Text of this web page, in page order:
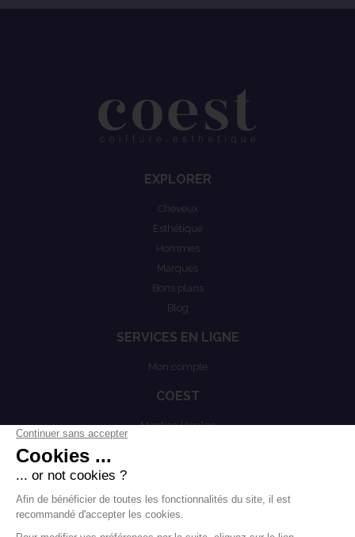
EXPLORER
Cheveux
Esthétique
Hommes
Marques
Bons plans
Blog
SERVICES EN LIGNE
Mon compte
COEST
Mention légales